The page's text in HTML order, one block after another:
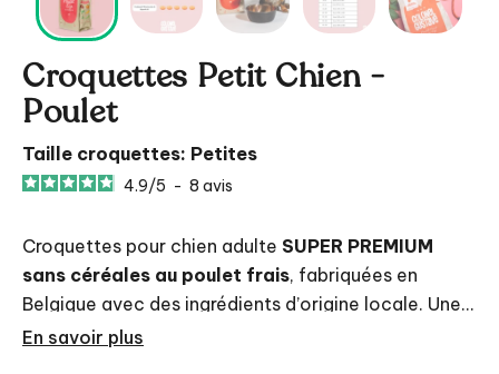
Croquettes Petit Chien -
Poulet
Taille croquettes: Petites
4.9/5 - 8 avis
Croquettes pour chien adulte SUPER PREMIUM
sans céréales au poulet frais, fabriquées en
Belgique avec des ingrédients d’origine locale. Une
recette courte, hautement digestible, pensée pour
En savoir plus